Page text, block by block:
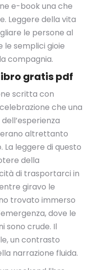
e-book una che
Leggere della vita
le persone al
le semplici gioie
compagnia.
gratis pdf
scritta con
che una
altrettanto
La leggere di questo
della
di trasportarci in
giravo le
trovato immerso
dove le
sono crude. Il
un contrasto
narrazione fluida.